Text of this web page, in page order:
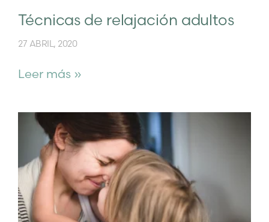
Técnicas de relajación adultos
27 ABRIL, 2020
Leer más »